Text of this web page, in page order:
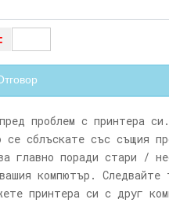
проблем с принтера
сблъскате със същия
главно поради стари /
компютър. Следвайте
принтера си с друг